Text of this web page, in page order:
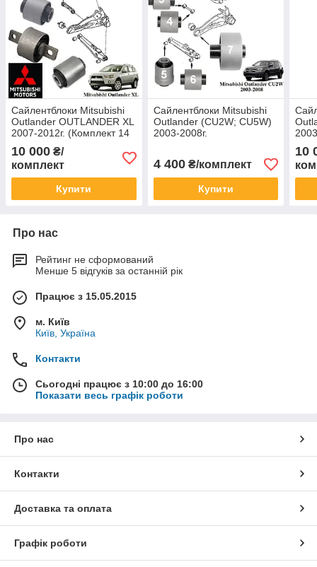
Сайлентблоки Mitsubishi
Outlander OUTLANDER XL
2007-2012г. (Комплект 14
Mitsubishi
10 000 ₴/
комплект
Купити
Сайлентблоки Mitsubishi
Outlander (CU2W; CU5W)
2003-2008г.
4 400₴/комплект
Купити
10
Про нас
Рейтинг не сформований
Менше 5 відгуків за останній рік
Працює з 15.05.2015
м. Київ
Київ, Україна
Контакти
Сьогодні працює з 10:00 до 16:00
Показати весь графік роботи
Про нас
Контакти
Доставка та оплата
Графік роботи